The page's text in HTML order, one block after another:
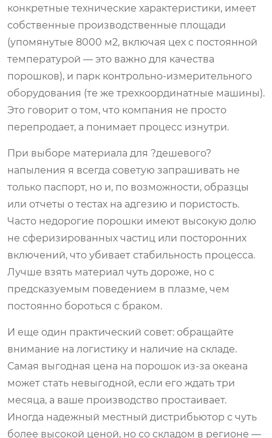
конкретные технические характеристики, имеет
собственные производственные площади
(упомянутые 8000 м2, включая цех с постоянной
температурой — это важно для качества
порошков), и парк контрольно-измерительного
оборудования (те же трехкоординатные машины).
Это говорит о том, что компания не просто
перепродает, а понимает процесс изнутри.
При выборе материала для ?дешевого?
напыления я всегда советую запрашивать не
только паспорт, но и, по возможности, образцы
или отчеты о тестах на адгезию и пористость.
Часто недорогие порошки имеют высокую долю
не сферизированных частиц или посторонних
включений, что убивает стабильность процесса.
Лучше взять материал чуть дороже, но с
предсказуемым поведением в плазме, чем
постоянно бороться с браком.
И еще один практический совет: обращайте
внимание на логистику и наличие на складе.
Самая выгодная цена на порошок из-за океана
может стать невыгодной, если его ждать три
месяца, а ваше производство простаивает.
Иногда надежный местный дистрибьютор с чуть
более высокой ценой, но со складом в регионе —